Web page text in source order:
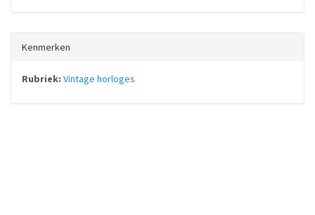
Kenmerken
Rubriek: Vintage horloges